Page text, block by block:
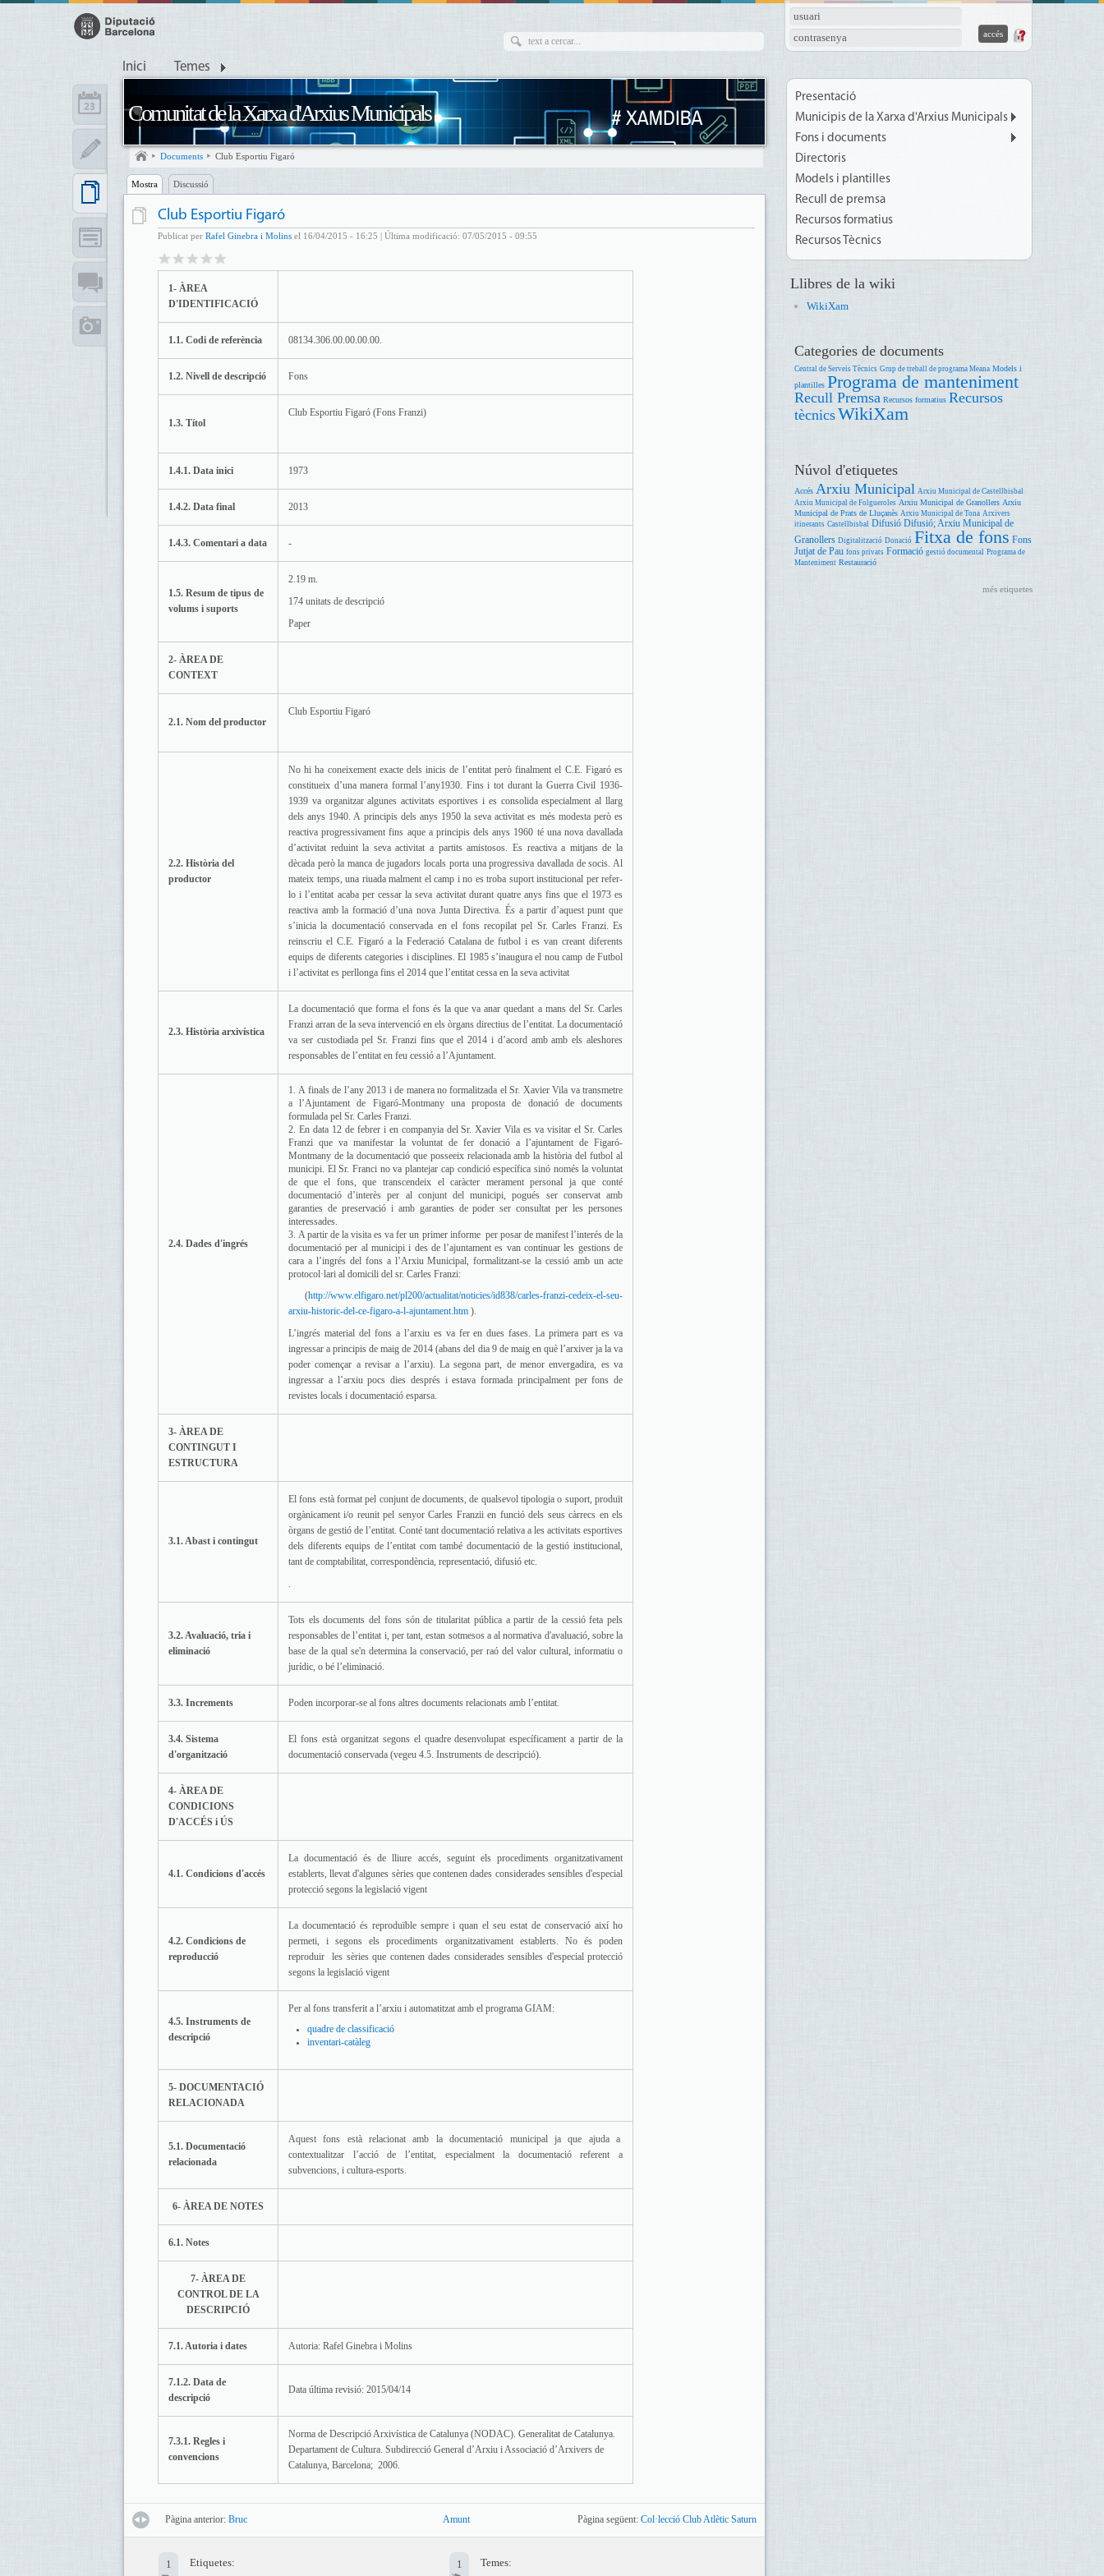
usuari
contrasenya
Inici Temes
Comunitat de la Xarxa d'Arxius Municipals
Documents Club Esportiu Figaró
Mostra Discussió
Club Esportiu Figaró
Publicat per Rafel Ginebra i Molins el 16/04/2015 - 16:25 | Última modificació: 07/05/2015 - 09:55
1- ÀREA
D'IDENTIFICACIÓ
1.1. Codi de referència 08134.306.00.00.00.00.
1.2. Nivell de descripció Fons
1.3. Títol
Club Esportiu Figaró (Fons Franzi)
1.4.1. Data inici 1973
1.4.2. Data final 2013
1.4.3. Comentari a data -
1.5. Resum de tipus de
volums i suports
2.19 m.
174 unitats de descripció
Paper
2- ÀREA DE
CONTEXT
2.1. Nom del productor
Club Esportiu Figaró
2.2. Història del
productor
No hi ha coneixement exacte dels inicis de l’entitat però finalment el C.E. Figaró es
constitueix d’una manera formal l’any1930. Fins i tot durant la Guerra Civil 1936-
1939 va organitzar algunes activitats esportives i es consolida especialment al llarg
dels anys 1940. A principis dels anys 1950 la seva activitat es més modesta però es
reactiva progressivament fins aque a principis dels anys 1960 té una nova davallada
d’activitat reduint la seva activitat a partits amistosos. Es reactiva a mitjans de la
dècada però la manca de jugadors locals porta una progressiva davallada de socis. Al
mateix temps, una riuada malment el camp i no es troba suport institucional per refer-
lo i l’entitat acaba per cessar la seva activitat durant quatre anys fins que el 1973 es
reactiva amb la formació d’una nova Junta Directiva. És a partir d’aquest punt que
s’inicia la documentació conservada en el fons recopilat pel Sr. Carles Franzi. Es
reinscriu el C.E. Figaró a la Federació Catalana de futbol i es van creant diferents
equips de diferents categories i disciplines. El 1985 s’inaugura el nou camp de Futbol
i l’activitat es perllonga fins el 2014 que l’entitat cessa en la seva activitat
2.3. Història arxivística
La documentació que forma el fons és la que va anar quedant a mans del Sr. Carles
Franzi arran de la seva intervenció en els òrgans directius de l’entitat. La documentació
va ser custodiada pel Sr. Franzi fins que el 2014 i d’acord amb amb els aleshores
responsables de l’entitat en feu cessió a l’Ajuntament.
2.4. Dades d'ingrés
A finals de l’any 2013 i de manera no formalitzada el Sr. Xavier Vila va transmetre
a l’Ajuntament de Figaró-Montmany una proposta de donació de documents
formulada pel Sr. Carles Franzi.
En data 12 de febrer i en companyia del Sr. Xavier Vila es va visitar el Sr. Carles
Franzi que va manifestar la voluntat de fer donació a l’ajuntament de Figaró-
Montmany de la documentació que posseeix relacionada amb la història del futbol al
municipi. El Sr. Franci no va plantejar cap condició específica sinó només la voluntat
de que el fons, que transcendeix el caràcter merament personal ja que conté
documentació d’interès per al conjunt del municipi, pogués ser conservat amb
garanties de preservació i amb garanties de poder ser consultat per les persones
interessades.
A partir de la visita es va fer un primer informe per posar de manifest l’interés de la
documentació per al municipi i des de l’ajuntament es van continuar les gestions de
cara a l’ingrés del fons a l’Arxiu Municipal, formalitzant-se la cessió amb un acte
protocol·lari al domicili del sr. Carles Franzi:
(http://www.elfigaro.net/pl200/actualitat/noticies/id838/carles-franzi-cedeix-el-seu-
arxiu-historic-del-ce-figaro-a-l-ajuntament.htm ).
L’ingrés material del fons a l’arxiu es va fer en dues fases. La primera part es va
ingressar a principis de maig de 2014 (abans del dia 9 de maig en què l’arxiver ja la va
poder començar a revisar a l’arxiu). La segona part, de menor envergadira, es va
ingressar a l’arxiu pocs dies després i estava formada principalment per fons de
revistes locals i documentació esparsa.
3- ÀREA DE
CONTINGUT I
ESTRUCTURA
3.1. Abast i contingut
El fons està format pel conjunt de documents, de qualsevol tipologia o suport, produït
orgànicament i/o reunit pel senyor Carles Franzii en funció dels seus càrrecs en els
òrgans de gestió de l’entitat. Conté tant documentació relativa a les activitats esportives
dels diferents equips de l’entitat com també documentació de la gestió institucional,
tant de comptabilitat, correspondència, representació, difusió etc.
.
3.2. Avaluació, tria i
eliminació
Tots els documents del fons són de titularitat pública a partir de la cessió feta pels
responsables de l’entitat i, per tant, estan sotmesos a al normativa d'avaluació, sobre la
base de la qual se'n determina la conservació, per raó del valor cultural, informatiu o
jurídic, o bé l’eliminació.
3.3. Increments Poden incorporar-se al fons altres documents relacionats amb l’entitat.
3.4. Sistema
d'organització
El fons està organitzat segons el quadre desenvolupat específicament a partir de la
documentació conservada (vegeu 4.5. Instruments de descripció).
4- ÀREA DE
CONDICIONS
D'ACCÉS i ÚS
4.1. Condicions d'accés
La documentació és de lliure accés, seguint els procediments organitzativament
establerts, llevat d'algunes sèries que contenen dades considerades sensibles d'especial
protecció segons la legislació vigent
4.2. Condicions de
reproducció
La documentació és reproduïble sempre i quan el seu estat de conservació així ho
permeti, i segons els procediments organitzativament establerts. No és poden
reproduir les sèries que contenen dades considerades sensibles d'especial protecció
segons la legislació vigent
4.5. Instruments de
descripció
Per al fons transferit a l’arxiu i automatitzat amb el programa GIAM:
quadre de classificació
inventari-catàleg
5- DOCUMENTACIÓ
RELACIONADA
5.1. Documentació
relacionada
Aquest fons està relacionat amb la documentació municipal ja que ajuda a
contextualitzar l’acció de l’entitat, especialment la documentació referent a
subvencions, i cultura-esports.
6- ÀREA DE NOTES
6.1. Notes
7- ÀREA DE
CONTROL DE LA
DESCRIPCIÓ
7.1. Autoria i dates Autoria: Rafel Ginebra i Molins
7.1.2. Data de
descripció
Data última revisió: 2015/04/14
7.3.1. Regles i
convencions
Norma de Descripció Arxivística de Catalunya (NODAC). Generalitat de Catalunya.
Departament de Cultura. Subdirecció General d’Arxiu i Associació d’Arxivers de
Catalunya, Barcelona; 2006.
Pàgina anterior: Bruc Amunt Pàgina següent: Col·lecció Club Atlètic Saturn
1
Etiquetes:
1
Temes:
Presentació
Municipis de la Xarxa d'Arxius Municipals
Fons i documents
Directoris
Models i plantilles
Recull de premsa
Recursos formatius
Recursos Tècnics
Llibres de la wiki
WikiXam
Categories de documents
Central de Serveis Tècnics Grup de treball de programa Meana Models i
plantilles Programa de manteniment
Recull Premsa Recursos formatius Recursos
tècnicsWikiXam
Núvol d'etiquetes
Accés Arxiu Municipal Arxiu Municipal de Castellbisbal
Arxiu Municipal de Folgueroles Arxiu Municipal de Granollers Arxiu
Municipal de Prats de Lluçanès Arxiu Municipal de Tona Arxivers
itinerants Castellbisbal Difusió Difusió; Arxiu Municipal de
Granollers Digitalització Donació Fitxa de fons Fons
Jutjat de Pau fons privats Formació gestió documental Programa de
Manteniment Restauració
més etiquetes